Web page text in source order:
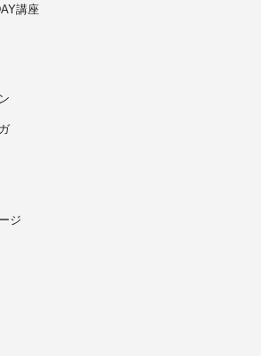
、日程の都合その他受講者側の事情により、
定める受講日程の振替により対応します。
側の事情により学習を一時中断した場合も、
き、受講期間または動画配信期間の延長を希
その他の初期不良がある場合は、教材の到着
り、該当する教材を交換します。教材の不良
望する場合、受講者は、当協会の案内に従っ
び状態を確認した後、交換品を発送します。
へ連絡し、破損したDVDが手元にある場合は、
のとします。この場合、DVD1枚につき10,000
す。
他の再生環境によっては、正常に再生できな
たは動画等の内容に、語句の相違、文字の欠
講座
ジ